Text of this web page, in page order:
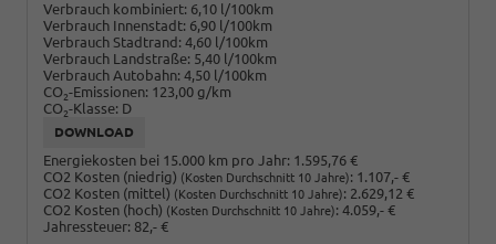
Verbrauch kombiniert: 6,10 l/100km
Verbrauch Innenstadt: 6,90 l/100km
Verbrauch Stadtrand: 4,60 l/100km
Verbrauch Landstraße: 5,40 l/100km
Verbrauch Autobahn: 4,50 l/100km
CO2-Emissionen: 123,00 g/km
CO2-Klasse: D
DOWNLOAD
Energiekosten bei 15.000 km pro Jahr: 1.595,76 €
CO2 Kosten (niedrig) (Kosten Durchschnitt 10 Jahre): 1.107,- €
CO2 Kosten (mittel) (Kosten Durchschnitt 10 Jahre): 2.629,12 €
CO2 Kosten (hoch) (Kosten Durchschnitt 10 Jahre): 4.059,- €
Jahressteuer: 82,- €